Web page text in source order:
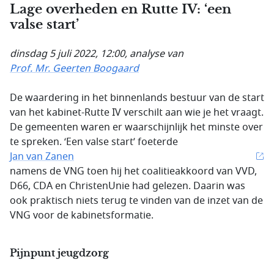
Lage overheden en Rutte IV: ‘een
valse start’
dinsdag 5 juli 2022, 12:00, analyse van
Prof. Mr. Geerten Boogaard
De waardering in het binnenlands bestuur van de start
van het kabinet-Rutte IV verschilt aan wie je het vraagt.
De gemeenten waren er waarschijnlijk het minste over
te spreken. ‘Een valse start’ foeterde
Jan van Zanen
namens de VNG toen hij het coalitieakkoord van VVD,
D66, CDA en ChristenUnie had gelezen. Daarin was
ook praktisch niets terug te vinden van de inzet van de
VNG voor de kabinetsformatie.
Pijnpunt jeugdzorg